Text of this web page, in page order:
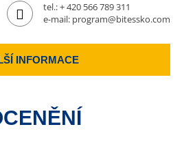
tel.:+ 420 566 789 311
e-mail: program@bitessko.com
INFORMACE